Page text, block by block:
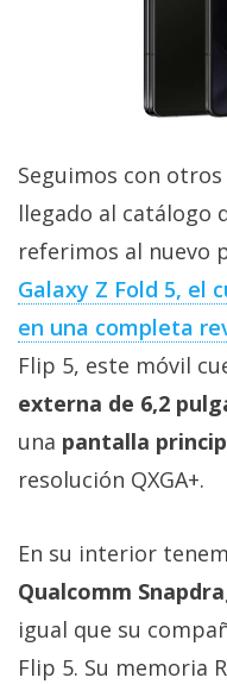
Seguimos con
llegado al catálogo
referimos al nuevo
Galaxy Z Fold 5, el
en una completa
Flip 5, este móvil
externa de 6,2
una pantalla
resolución QXGA+.
En su interior
Qualcomm
igual que su
Flip 5. Su memoria